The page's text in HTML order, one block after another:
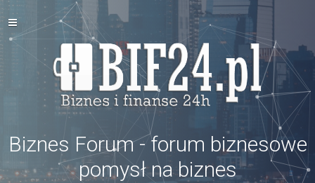
Biznes Forum - forum biznesowe
pomysł na biznes